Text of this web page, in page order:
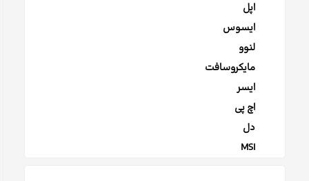
اپل
ایسوس
لنوو
مایکروسافت
ایسر
اچ پی
دل
MSI